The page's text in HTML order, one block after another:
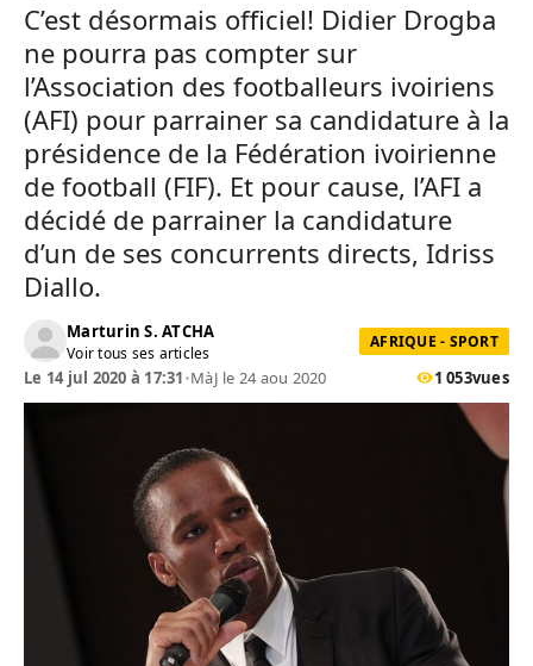
C’est désormais officiel! Didier Drogba
ne pourra pas compter sur
l’Association des footballeurs ivoiriens
(AFI) pour parrainer sa candidature à la
présidence de la Fédération ivoirienne
de football (FIF). Et pour cause, l’AFI a
décidé de parrainer la candidature
d’un de ses concurrents directs, Idriss
Diallo.
Marturin S. ATCHA
Voir tous ses articles
AFRIQUE - SPORT
Le 14 jul 2020 à 17:31•MàJ le 24 aou 2020 1 053vues